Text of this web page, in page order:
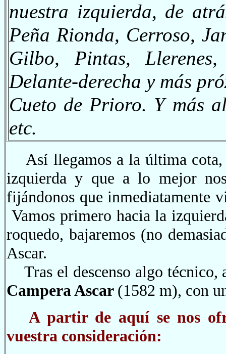
nuestra izquierda, de
Peña Rionda, Cerroso,
Gilbo, Pintas,
Delante-derecha y más
Cueto de Prioro. Y más
etc.
Así llegamos a la última
izquierda y que a lo mejor
fijándonos que inmediatamente
Vamos primero hacia la
roquedo, bajaremos (no
Ascar.
Tras el descenso algo técnico,
Campera Ascar (1582 m), con
A partir de aquí se nos
vuestra consideración: